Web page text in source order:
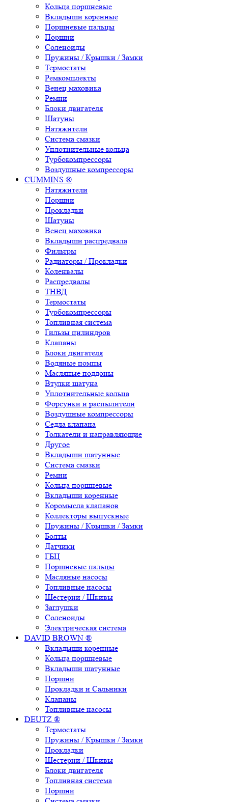
Кольца поршневые
Вкладыши коренные
Поршневые пальцы
Поршни
Соленоиды
Пружины / Крышки / Замки
Термостаты
Ремкомплекты
Венец маховика
Ремни
Блоки двигателя
Шатуны
Натяжители
Система смазки
Уплотнительные кольца
Турбокомпрессоры
Воздушные компрессоры
CUMMINS ®
Натяжители
Поршни
Прокладки
Шатуны
Венец маховика
Вкладыши распредвала
Фильтры
Радиаторы / Прокладки
Коленвалы
Распредвалы
ТНВД
Термостаты
Турбокомпрессоры
Топливная система
Гильзы цилиндров
Клапаны
Блоки двигателя
Водяные помпы
Масляные поддоны
Втулки шатуна
Уплотнительные кольца
Форсунки и распылители
Воздушные компрессоры
Седла клапана
Толкатели и направляющие
Другое
Вкладыши шатунные
Система смазки
Ремни
Кольца поршневые
Вкладыши коренные
Коромысла клапанов
Коллекторы выпускные
Пружины / Крышки / Замки
Болты
Датчики
ГБЦ
Поршневые пальцы
Масляные насосы
Топливные насосы
Шестерни / Шкивы
Заглушки
Соленоиды
Электрическая система
DAVID BROWN ®
Вкладыши коренные
Кольца поршневые
Вкладыши шатунные
Поршни
Прокладки и Сальники
Клапаны
Топливные насосы
DEUTZ ®
Термостаты
Пружины / Крышки / Замки
Прокладки
Шестерни / Шкивы
Блоки двигателя
Топливная система
Поршни